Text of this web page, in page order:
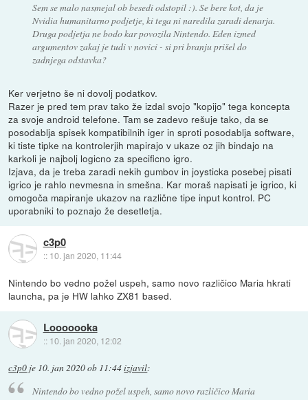
Sem se malo nasmejal ob besedi odstopil :). Se bere kot, da je
Nvidia humanitarno podjetje, ki tega ni naredila zaradi denarja.
Druga podjetja ne bodo kar povozila Nintendo. Eden izmed
argumentov zakaj je tudi v novici - si pri branju prišel do
zadnjega odstavka?
Ker verjetno še ni dovolj podatkov.
Razer je pred tem prav tako že izdal svojo "kopijo" tega koncepta
za svoje android telefone. Tam se zadevo rešuje tako, da se
posodablja spisek kompatibilnih iger in sproti posodablja software,
ki tiste tipke na kontrolerjih mapirajo v ukaze oz jih bindajo na
karkoli je najbolj logicno za specificno igro.
Izjava, da je treba zaradi nekih gumbov in joysticka posebej pisati
igrico je rahlo nevmesna in smešna. Kar moraš napisati je igrico, ki
omogoča mapiranje ukazov na različne tipe input kontrol. PC
uporabniki to poznajo že desetletja.
c3p0
:: 10. jan 2020, 11:44
Nintendo bo vedno požel uspeh, samo novo različico Maria hkrati
launcha, pa je HW lahko ZX81 based.
Looooooka
:: 10. jan 2020, 12:02
c3p0 je 10. jan 2020 ob 11:44izjavil:
Nintendo bo vedno požel uspeh, samo novo različico Maria